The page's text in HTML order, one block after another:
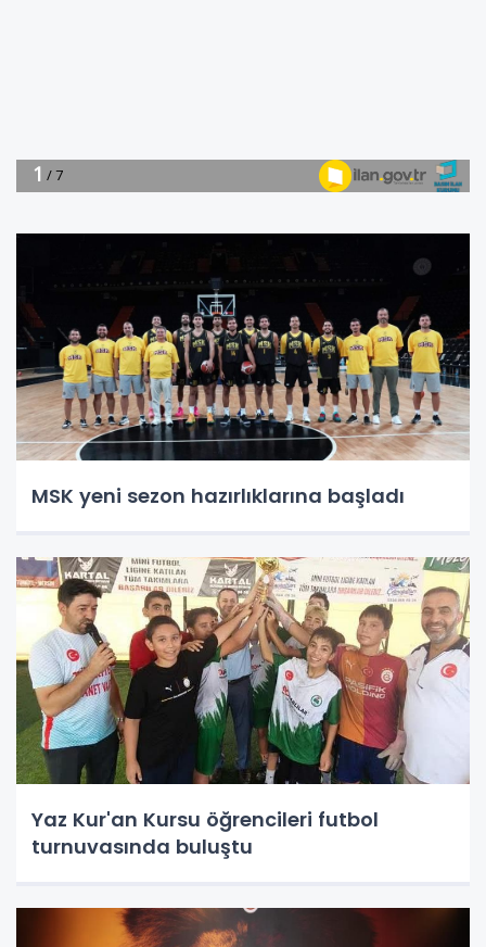
MSK yeni sezon hazırlıklarına başladı
Yaz Kur'an Kursu öğrencileri futbol
turnuvasında buluştu